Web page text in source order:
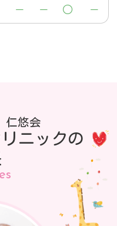
－ － ○ －
仁悠会
ニックの